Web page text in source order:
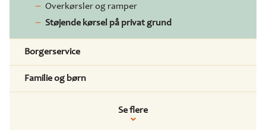
Borgerservice
Familie og børn
Overkørsler og ramper
Støjende kørsel på privat grund
Se flere